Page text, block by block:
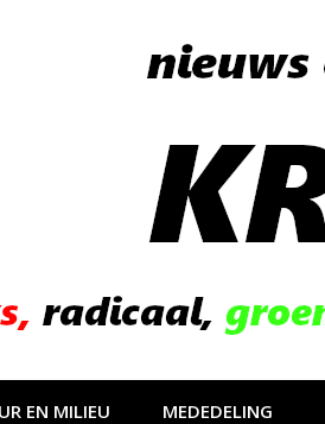
EN MILIEU MEDEDELING